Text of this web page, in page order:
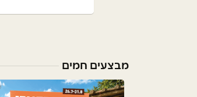
מבצעים חמים